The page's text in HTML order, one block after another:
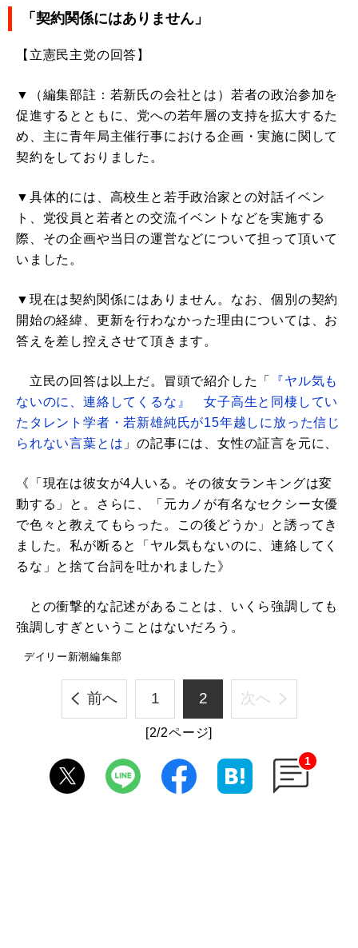
「契約関係にはありません」
【立憲民主党の回答】
▼（編集部註：若新氏の会社とは）若者の政治参加を
促進するとともに、党への若年層の支持を拡大するた
め、主に青年局主催行事における企画・実施に関して
契約をしておりました。
▼具体的には、高校生と若手政治家との対話イベン
ト、党役員と若者との交流イベントなどを実施する
際、その企画や当日の運営などについて担って頂いて
いました。
▼現在は契約関係にはありません。なお、個別の契約
開始の経緯、更新を行わなかった理由については、お
答えを差し控えさせて頂きます。
立民の回答は以上だ。冒頭で紹介した「
『ヤル気も
ないのに、連絡してくるな』 女子高生と同棲してい
たタレント学者・若新雄純氏が15年越しに放った信じ
られない言葉とは 」の記事には、女性の証言を元に、
《「現在は彼女が4人いる。その彼女ランキングは変
動する」と。さらに、「元カノが有名なセクシー女優
で色々と教えてもらった。この後どうか」と誘ってき
ました。私が断ると「ヤル気もないのに、連絡してく
るな」と捨て台詞を吐かれました》
との衝撃的な記述があることは、いくら強調しても
強調しすぎということはないだろう。
デイリー新潮編集部
前へ 1 2 次へ
[2/2ページ]
1